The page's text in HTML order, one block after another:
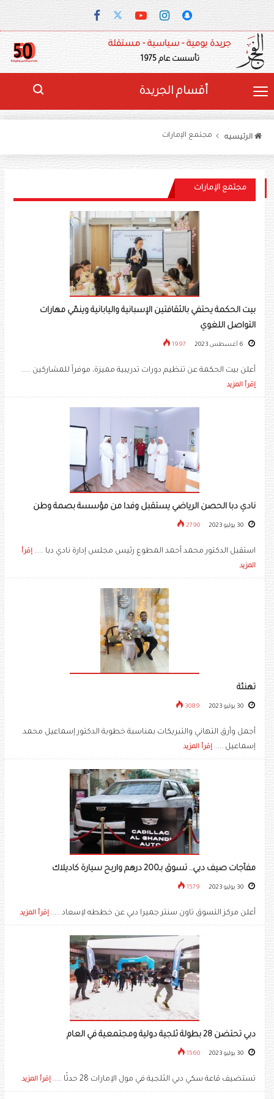
جريدة يومية - سياسية - مستقلة
تأسست عام 1975
أقسام الجريدة
الرئيسيه مجتمع الإمارات
مجتمع الإمارات
بيت الحكمة يحتفي بالثقافتين الإسبانية واليابانية وينمّي مهارات
التواصل اللغوي
1997
أعلن بيت الحكمة عن تنظيم دورات تدريبية مميزة، موفراً للمشاركين .....
إقرأ المزيد
نادي دبا الحصن الرياضي يستقبل وفدا من مؤسسة بصمة وطن
2790
استقبل الدكتور محمد أحمد المطوع رئيس مجلس إدارة نادي دبا ..... إقرأ
المزيد
تهنئة
3089
أجمل وأرق التهاني والتبريكات بمناسبة خطوبة الدكتور إسماعيل محمد
إسماعيل ..... إقرأ المزيد
مفآجات صيف دبي.. تسوق بـ200 درهم واربح سيارة كاديلاك
1579
أعلن مركز التسوق تاون سنتر جميرا دبي عن خططه لإسعاد ..... إقرأ المزيد
دبي تحتضن 28 بطولة ثلجية دولية ومجتمعية في العام
1560
تستضيف قاعة سكي دبي الثلجية في مول الإمارات 28 حدثًا ..... إقرأ المزيد